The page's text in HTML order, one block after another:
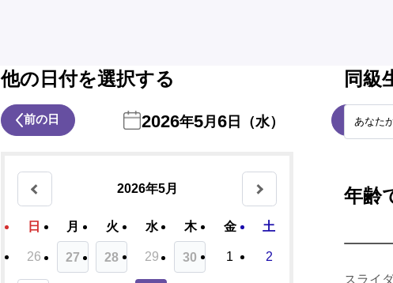
他の日付を選択する
前の日 2026年5月 6 日（水） 次の日
2026年5月
日 月 火 水 木 金 土
26 27 28 29 30 1 2
同級
年齢
スライ